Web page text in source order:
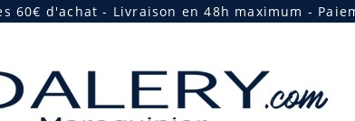
60€ d'achat - Livraison en 48h maximum -